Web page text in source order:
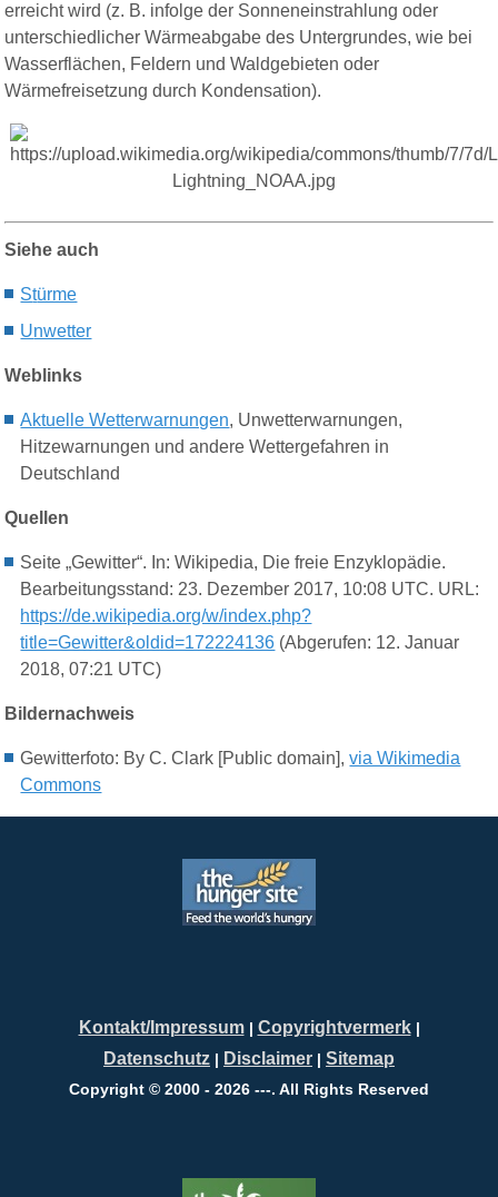
erreicht wird (z. B. infolge der Sonneneinstrahlung oder
unterschiedlicher Wärmeabgabe des Untergrundes, wie bei
Wasserflächen, Feldern und Waldgebieten oder
Wärmefreisetzung durch Kondensation).
Siehe auch
Stürme
Unwetter
Weblinks
Aktuelle Wetterwarnungen, Unwetterwarnungen,
Hitzewarnungen und andere Wettergefahren in
Deutschland
Quellen
Seite „Gewitter“. In: Wikipedia, Die freie Enzyklopädie.
Bearbeitungsstand: 23. Dezember 2017, 10:08 UTC. URL:
https://de.wikipedia.org/w/index.php?
title=Gewitter&oldid=172224136 (Abgerufen: 12. Januar
2018, 07:21 UTC)
Bildernachweis
Gewitterfoto: By C. Clark [Public domain],via Wikimedia
Commons
Kontakt/Impressum| Copyrightvermerk|
Datenschutz | Disclaimer | Sitemap
Copyright © 2000 - 2026 ---. All Rights Reserved